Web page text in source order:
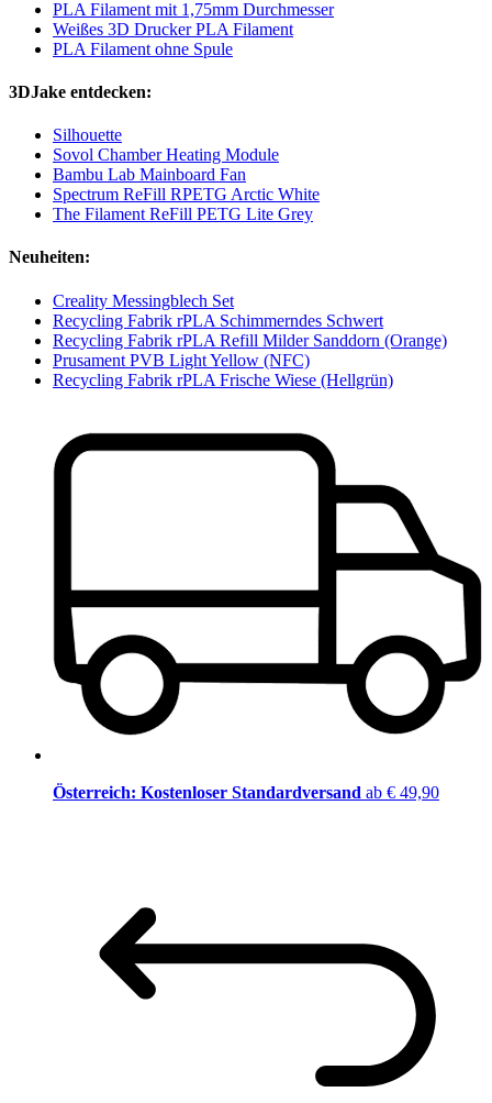
PLA Filament mit 1,75mm Durchmesser
Weißes 3D Drucker PLA Filament
PLA Filament ohne Spule
3DJake entdecken:
Silhouette
Sovol Chamber Heating Module
Bambu Lab Mainboard Fan
Spectrum ReFill RPETG Arctic White
The Filament ReFill PETG Lite Grey
Neuheiten:
Creality Messingblech Set
Recycling Fabrik rPLA Schimmerndes Schwert
Recycling Fabrik rPLA Refill Milder Sanddorn (Orange)
Prusament PVB Light Yellow (NFC)
Recycling Fabrik rPLA Frische Wiese (Hellgrün)
Österreich: Kostenloser Standardversand ab € 49,90